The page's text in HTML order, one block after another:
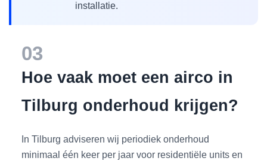
installatie.
03
Hoe vaak moet een airco in
Tilburg onderhoud krijgen?
In Tilburg adviseren wij periodiek onderhoud
minimaal één keer per jaar voor residentiële units en